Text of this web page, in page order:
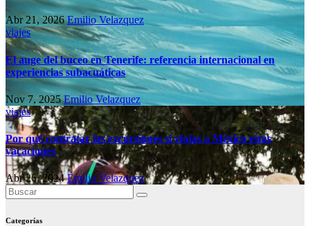
Abr 21, 2026Emilio Velazquez
viajes
El auge del buceo en Tenerife: referencia internacional en
experiencias subacuáticas
Nov 7, 2025Emilio Velazquez
viajes
Por qué contratar las excursiones si viajas a México estas
vacaciones
Abr 26, 2024Emilio Velazquez
Categorías